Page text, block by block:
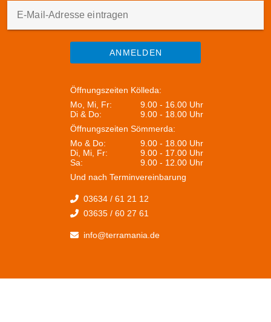
die Welt. Schlendern Sie durch die Gassen der Städte,
genießen Sie kulturelle Highlights oder erleben Sie die
Küsten direkt vom Wasser aus. Die Kombination aus
maritimem Flair, landschaftlicher Vielfalt und kulturellen
Erlebnissen macht diese Route zu einem Abenteuer für
Erinnerungen.
E-Mail-Adresse eintragen
ANMELDEN
Öffnungszeiten Kölleda:
Mo, Mi, Fr:
9.00 - 16.00 Uhr
Di & Do:
9.00 - 18.00 Uhr
Öffnungszeiten Sömmerda:
Mo & Do:
9.00 - 18.00 Uhr
Di, Mi, Fr:
9.00 - 17.00 Uhr
Sa:
9.00 - 12.00 Uhr
Und nach Terminvereinbarung
03634 / 61 21 12
03635 / 60 27 61
info@terramania.de